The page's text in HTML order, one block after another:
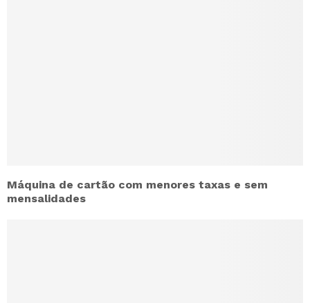
Máquina de cartão com menores taxas e sem
mensalidades